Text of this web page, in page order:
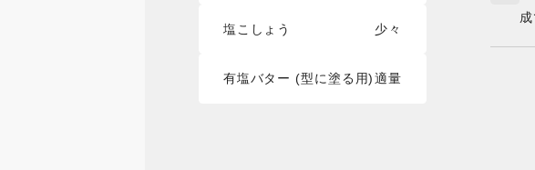
塩こしょう 少々
有塩バター (型に塗る用) 適量
成